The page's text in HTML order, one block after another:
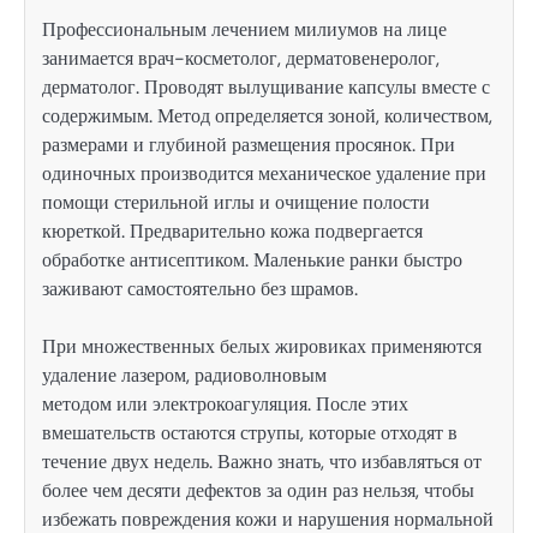
Профессиональным лечением милиумов на лице
занимается врач-косметолог, дерматовенеролог,
дерматолог. Проводят вылущивание капсулы вместе с
содержимым. Метод определяется зоной, количеством,
размерами и глубиной размещения просянок. При
одиночных производится механическое удаление при
помощи стерильной иглы и очищение полости
кюреткой. Предварительно кожа подвергается
обработке антисептиком. Маленькие ранки быстро
заживают самостоятельно без шрамов.
При множественных белых жировиках применяются
удаление лазером, радиоволновым
методом или электрокоагуляция. После этих
вмешательств остаются струпы, которые отходят в
течение двух недель. Важно знать, что избавляться от
более чем десяти дефектов за один раз нельзя, чтобы
избежать повреждения кожи и нарушения нормальной